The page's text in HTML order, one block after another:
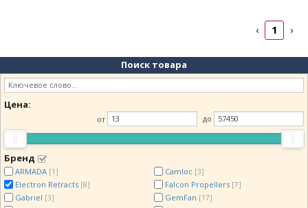
‹ 1 ›
Поиск товара
Цена:
от до
Бренд
ARMADA [1] Camloc [3]
Electron Retracts [8] Falcon Propellers [7]
Gabriel [3] GemFan [17]